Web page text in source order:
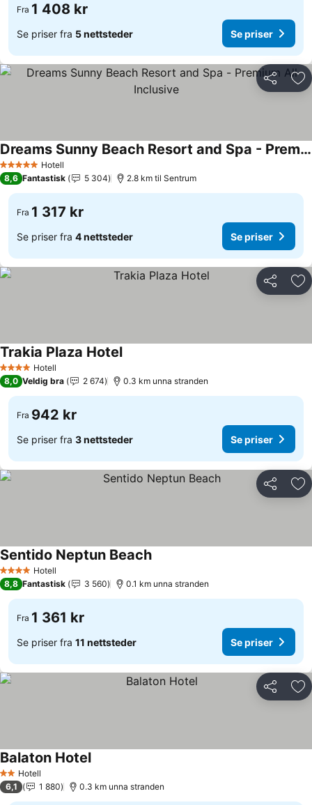
Fra 1 408 kr
Se priser fra 5 nettsteder Se priser
Del
5 Stjerner Hotell
Dreams Sunny Beach Resort and Spa - Premium All Inclusive
Se priser
8,6 Fantastisk 5 304 2.8 km til Sentrum
Fra 1 317 kr
Se priser fra 4 nettsteder Se priser
Del
4 StjernerHotell
Trakia Plaza HotelSe priser
8,0 Veldig bra 2 674 0.3 km unna stranden
Fra 942 kr
Se priser fra 3 nettsteder Se priser
Del
4 StjernerHotell
Sentido Neptun BeachSe priser
8,8 Fantastisk 3 560 0.1 km unna stranden
Fra 1 361 kr
Se priser fra 11 nettsteder Se priser
Del
2 Stjerner
Hotell
Balaton HotelSe priser
6,1 1 880 0.3 km unna stranden